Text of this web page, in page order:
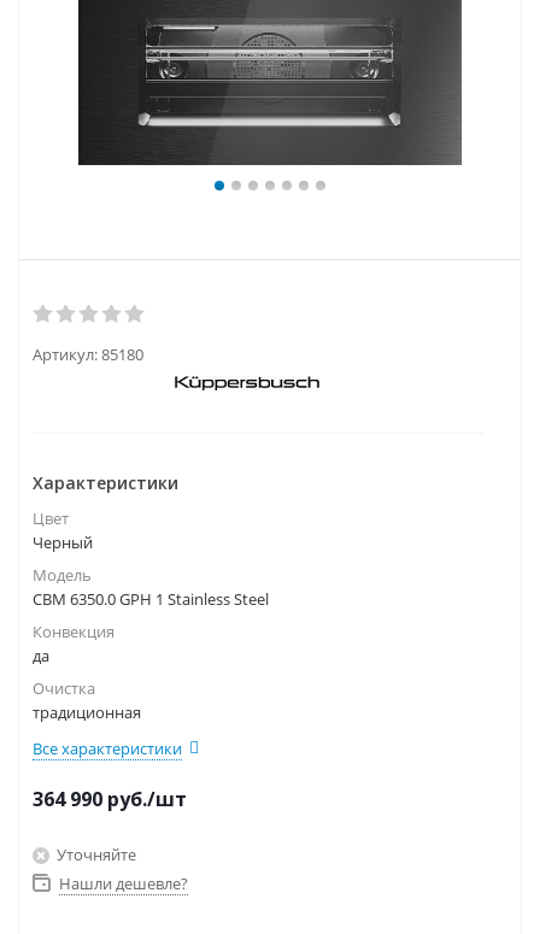
Артикул:85180
Характеристики
Цвет
Черный
Модель
CBM 6350.0 GPH 1 Stainless Steel
Конвекция
да
Очистка
традиционная
Все характеристики
364 990 руб./шт
Уточняйте
Нашли дешевле?